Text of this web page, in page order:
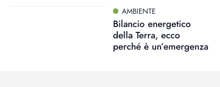
AMBIENTE
Bilancio energetico
della Terra, ecco
perché è un’emergenza